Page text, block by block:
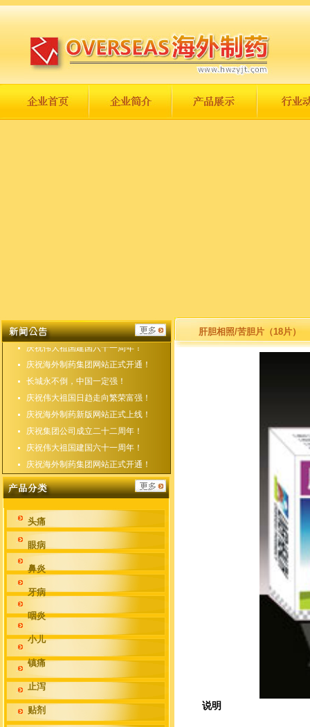
庆祝集团公司成立二十二周年！
庆祝伟大祖国建国六十一周年！
庆祝海外制药集团网站正式开通！
长城永不倒，中国一定强！
庆祝伟大祖国日趋走向繁荣富强！
庆祝海外制药新版网站正式上线！
庆祝集团公司成立二十二周年！
庆祝伟大祖国建国六十一周年！
庆祝海外制药集团网站正式开通！
头痛
眼病
鼻炎
牙病
咽炎
小儿
镇痛
止泻
贴剂
肝胆相照/苦胆片（18片）
说明